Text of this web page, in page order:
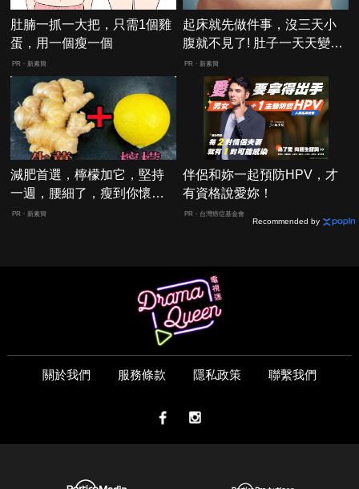
肚腩一抓一大把，只需1個雞
蛋，用一個瘦一個
PR・新素簡
起床就先做件事，沒三天小
腹就不見了! 肚子一天天變
小！
PR・新素簡
減肥首選，檸檬加它，堅持
一週，腰細了，瘦到你懷疑
人生
PR・新素簡
伴侶和妳一起預防HPV，才
有資格說愛妳！
PR・台灣癌症基金會
Recommended by
關於我們 服務條款 隱私政策 聯繫我們